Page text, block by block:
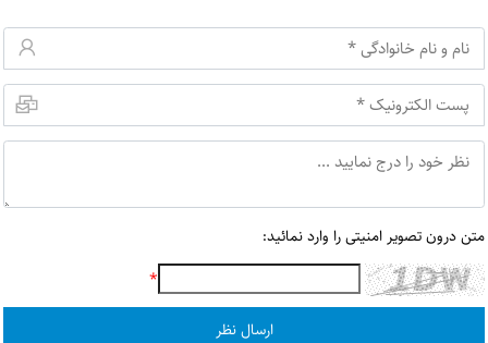
متن درون تصویر امنیتی را وارد نمائید:
*
ارسال نظر